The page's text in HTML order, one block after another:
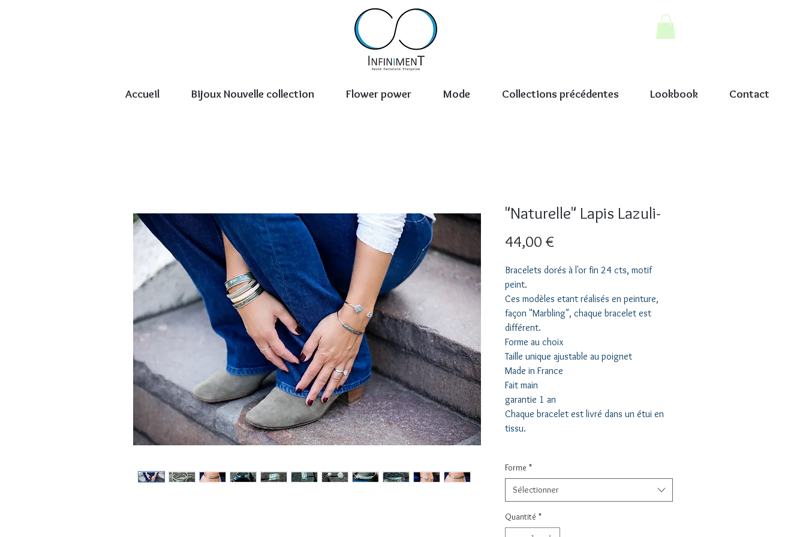
Accueil Bijoux Nouvelle collection Flower power Mode Collections précédentes Lookbook Contact
"Naturelle" Lapis Lazuli-
44,00 €
Bracelets dorés à l'or fin 24 cts, motif
peint.
Ces modèles etant réalisés en peinture,
façon "Marbling", chaque bracelet est
différent.
Forme au choix
Taille unique ajustable au poignet
Made in France
Fait main
garantie 1 an
Chaque bracelet est livré dans un étui en
tissu.
Forme *
Sélectionner
Quantité *